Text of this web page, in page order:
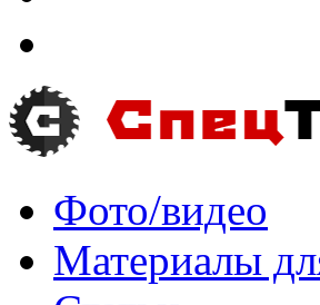
Фото/видео
Материалы